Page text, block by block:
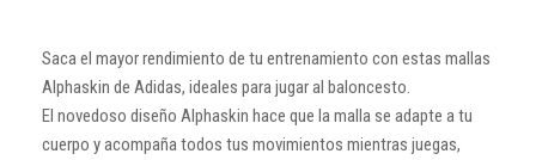
Saca el mayor rendimiento de tu entrenamiento con estas mallas
Alphaskin de Adidas, ideales para jugar al baloncesto.
El novedoso diseño Alphaskin hace que la malla se adapte a tu
cuerpo y acompaña todos tus movimientos mientras juegas,